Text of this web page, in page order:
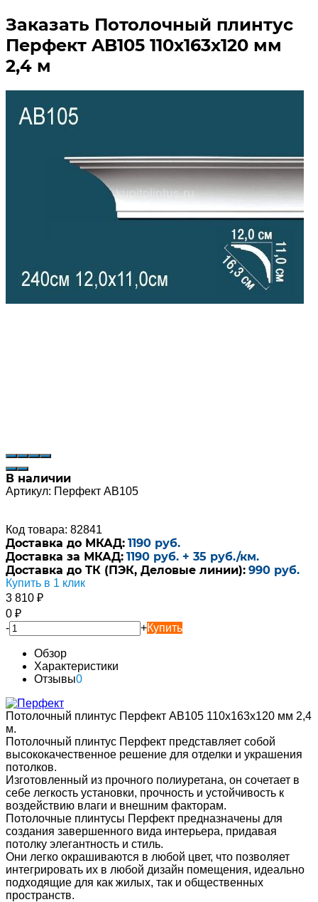
Заказать Потолочный плинтус
Перфект AB105 110х163х120 мм
2,4 м
В наличии
Артикул: Перфект AB105
Код товара: 82841
Доставка до МКАД: 1190 руб.
Доставка за МКАД: 1190 руб. + 35 руб./км.
Доставка до ТК (ПЭК, Деловые линии): 990 руб.
Купить в 1 клик
3 810 ₽
0 ₽
-
+Купить
Обзор
Характеристики
Отзывы0
Потолочный плинтус Перфект AB105 110х163х120 мм 2,4
м.
Потолочный плинтус Перфект представляет собой
высококачественное решение для отделки и украшения
потолков.
Изготовленный из прочного полиуретана, он сочетает в
себе легкость установки, прочность и устойчивость к
воздействию влаги и внешним факторам.
Потолочные плинтусы Перфект предназначены для
создания завершенного вида интерьера, придавая
потолку элегантность и стиль.
Они легко окрашиваются в любой цвет, что позволяет
интегрировать их в любой дизайн помещения, идеально
подходящие для как жилых, так и общественных
пространств.